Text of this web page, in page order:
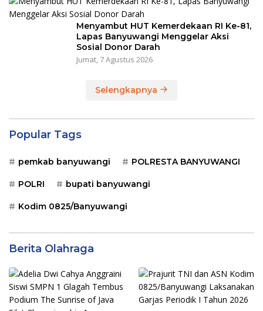
Menyambut HUT Kemerdekaan RI Ke-81,
Lapas Banyuwangi Menggelar Aksi
Sosial Donor Darah
Jumat, 7 Agustus 2026
Selengkapnya
Popular Tags
pemkab banyuwangi POLRESTA BANYUWANGI
POLRI bupati banyuwangi
Kodim 0825/Banyuwangi
Berita Olahraga